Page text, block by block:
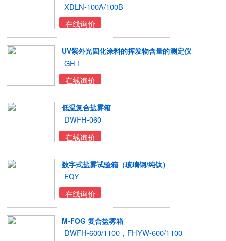
XDLN-100A/100B
在线询价
UV紫外光固化涂料的挥发物含量的测定仪
GH-I
在线询价
低温复合盐雾箱
DWFH-060
在线询价
数字式盐雾试验箱（玻璃钢/纯钛）
FQY
在线询价
M-FOG 复合盐雾箱
DWFH-600/1100，FHYW-600/1100